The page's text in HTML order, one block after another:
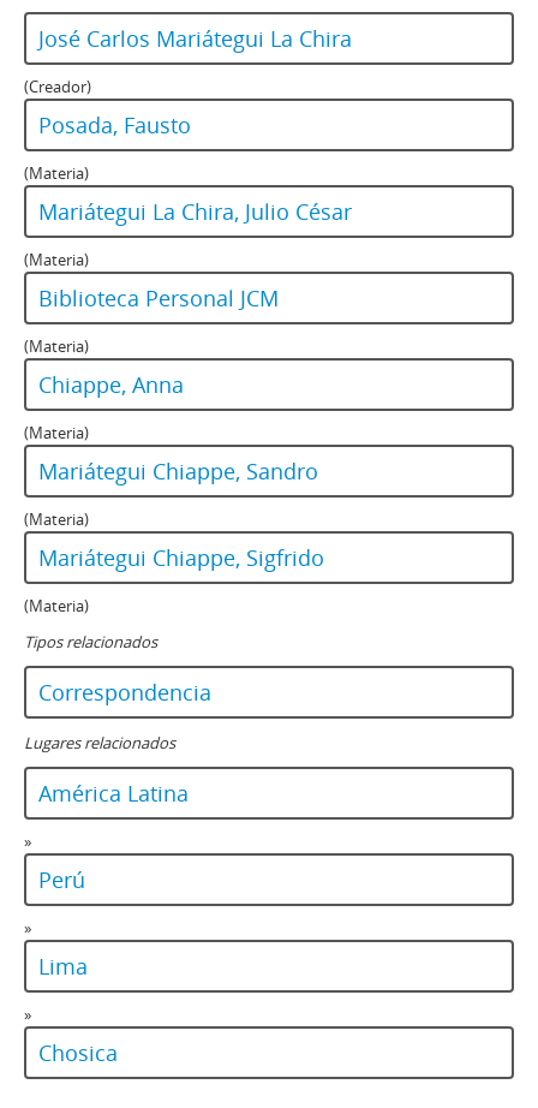
José Carlos Mariátegui La Chira
(Creador)
Posada, Fausto
(Materia)
Mariátegui La Chira, Julio César
(Materia)
Biblioteca Personal JCM
(Materia)
Chiappe, Anna
(Materia)
Mariátegui Chiappe, Sandro
(Materia)
Mariátegui Chiappe, Sigfrido
(Materia)
Tipos relacionados
Correspondencia
Lugares relacionados
América Latina
»
Perú
»
Lima
»
Chosica